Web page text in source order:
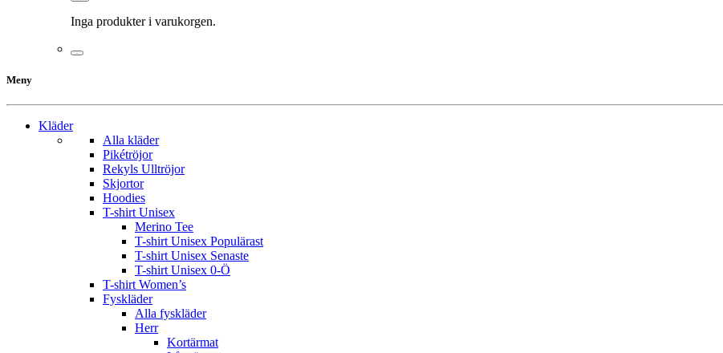
Inga produkter i varukorgen.
Meny
Kläder
Alla kläder
Pikétröjor
Rekyls Ulltröjor
Skjortor
Hoodies
T-shirt Unisex
Merino Tee
T-shirt Unisex Populärast
T-shirt Unisex Senaste
T-shirt Unisex 0-Ö
T-shirt Women’s
Fyskläder
Alla fyskläder
Herr
Kortärmat